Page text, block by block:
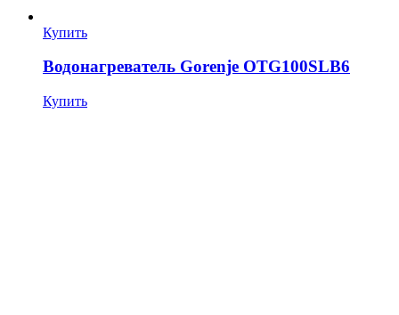
Купить
Водонагреватель Gorenje OTG100SLB6
Купить